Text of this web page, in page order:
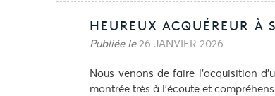
HEUREUX ACQUÉREUR À
Publiée le 26 JANVIER 2026
Nous venons de faire l’acquisition
montrée très à l’écoute et